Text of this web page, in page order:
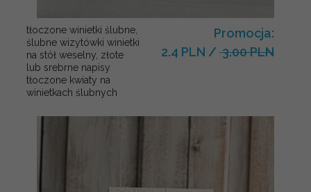
tłoczone winietki ślubne,
ślubne wizytówki winietki
na stół weselny, złote
lub srebrne napisy
tłoczone kwiaty na
winietkach ślubnych
Promocja:
2.4 PLN / 3.00 PLN